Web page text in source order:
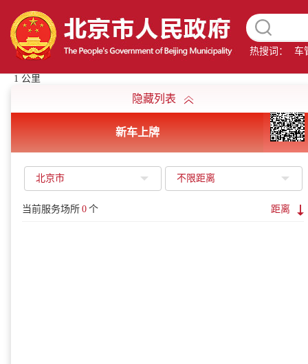
热搜词： 车
隐藏列表
新车上牌
北京市 不限距离
当前服务场所 0 个 距离
1 公里